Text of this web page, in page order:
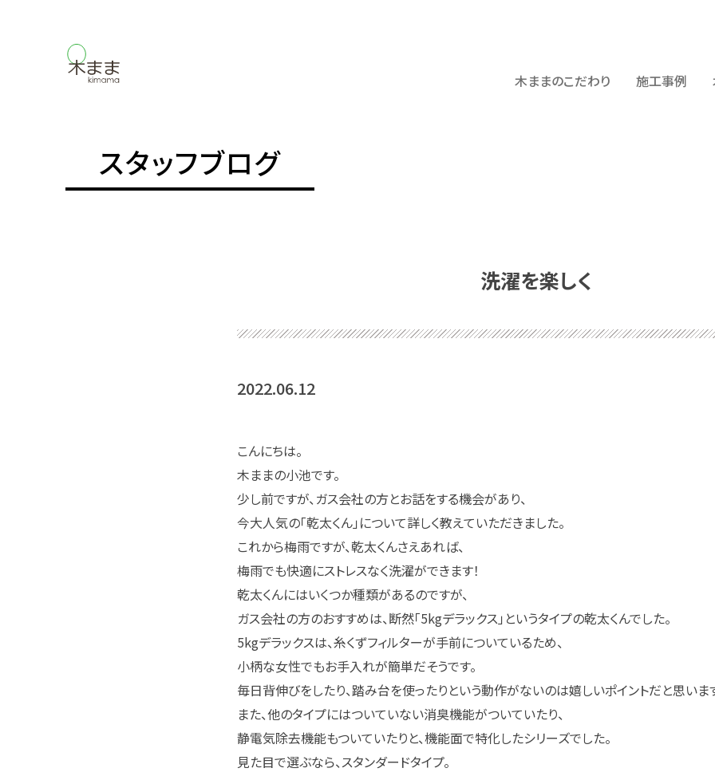
木ままのこだわり 施工事例
スタッフブログ
洗濯を楽しく
2022.06.12
こんにちは。
木ままの小池です。
少し前ですが、ガス会社の方とお話をする機会があり、
今大人気の「乾太くん」について詳しく教えていただきました。
これから梅雨ですが、乾太くんさえあれば、
梅雨でも快適にストレスなく洗濯ができます！
乾太くんにはいくつか種類があるのですが、
ガス会社の方のおすすめは、断然「5kgデラックス」というタイプの乾太くんでした。
5kgデラックスは、糸くずフィルターが手前についているため、
小柄な女性でもお手入れが簡単だそうです。
毎日背伸びをしたり、踏み台を使ったりという動作がないのは嬉しいポイントだと思いま
また、他のタイプにはついていない消臭機能がついていたり、
静電気除去機能もついていたりと、機能面で特化したシリーズでした。
見た目で選ぶなら、スタンダードタイプ。